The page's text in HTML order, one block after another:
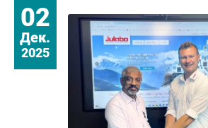
02
Дек.
2025